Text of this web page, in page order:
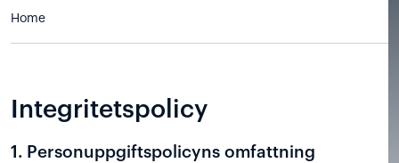
Home
Integritetspolicy
1. Personuppgiftspolicyns omfattning